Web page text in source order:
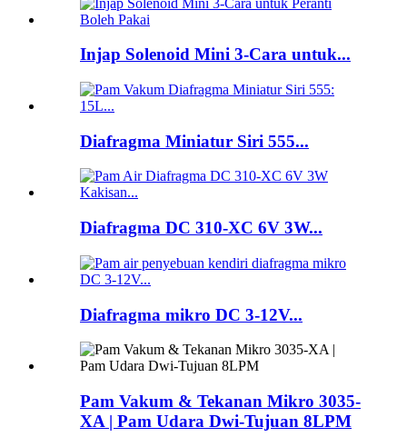
Injap Solenoid Mini 3-Cara untuk...
Diafragma Miniatur Siri 555...
Diafragma DC 310-XC 6V 3W...
Diafragma mikro DC 3-12V...
Pam Vakum & Tekanan Mikro 3035-
XA | Pam Udara Dwi-Tujuan 8LPM